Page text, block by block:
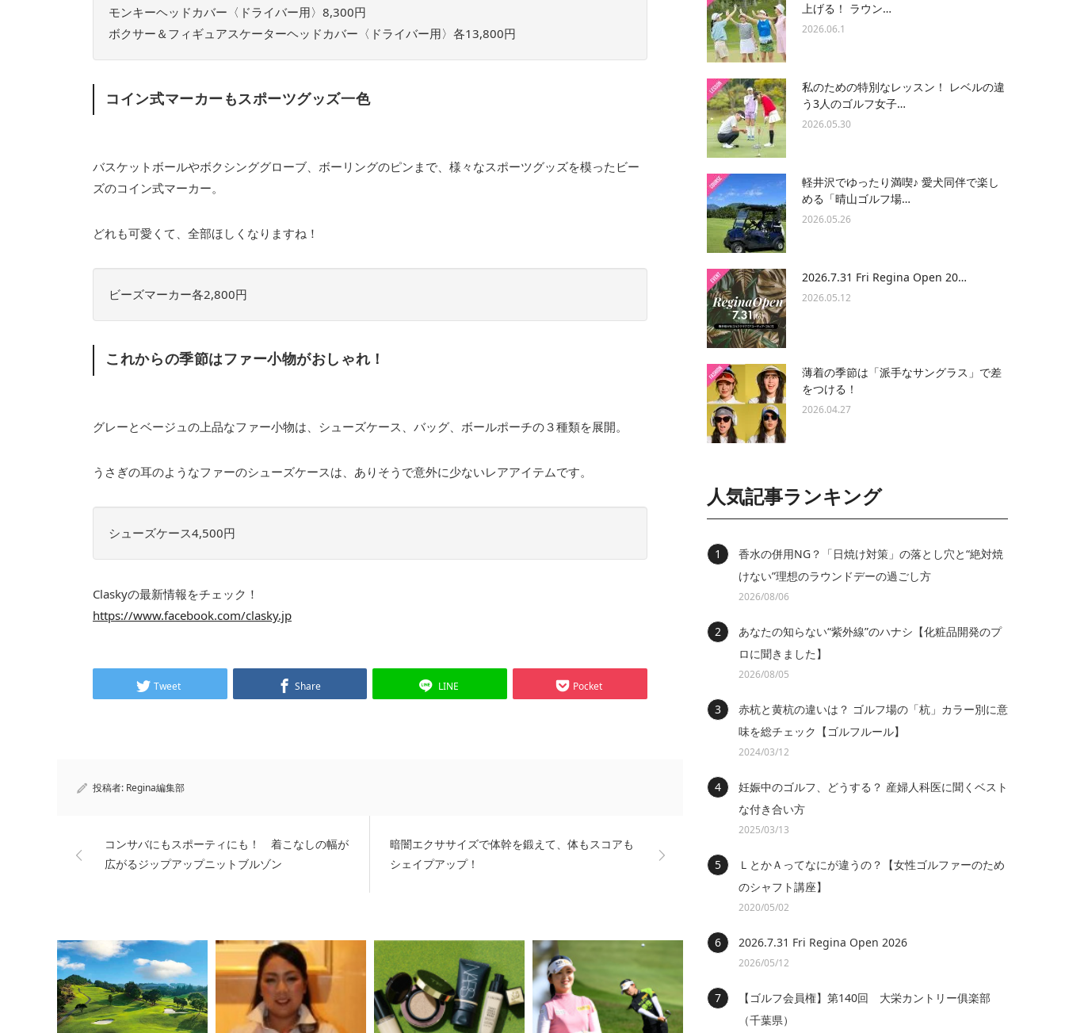
モンキーヘッドカバー〈ドライバー用〉8,300円
ボクサー＆フィギュアスケーターヘッドカバー〈ドライバー用〉各13,800円
コイン式マーカーもスポーツグッズ一色
バスケットボールやボクシンググローブ、ボーリングのピンまで、様々なスポーツグッズを模ったビー
ズのコイン式マーカー。
どれも可愛くて、全部ほしくなりますね！
ビーズマーカー各2,800円
これからの季節はファー小物がおしゃれ！
グレーとベージュの上品なファー小物は、シューズケース、バッグ、ボールポーチの３種類を展開。
うさぎの耳のようなファーのシューズケースは、ありそうで意外に少ないレアアイテムです。
シューズケース4,500円
Claskyの最新情報をチェック！
https://www.facebook.com/clasky.jp
Tweet Share LINE Pocket
投稿者: Regina編集部
コンサバにもスポーティにも！ 着こなしの幅が
広がるジップアップニットブルゾン
暗闇エクササイズで体幹を鍛えて、体もスコアも
シェイプアップ！
上げる！ ラウン…
2026.06.1
私のための特別なレッスン！ レベルの違
う3人のゴルフ女子…
2026.05.30
軽井沢でゆったり満喫♪ 愛犬同伴で楽し
める「晴山ゴルフ場…
2026.05.26
2026.7.31 Fri Regina Open 20…
2026.05.12
薄着の季節は「派手なサングラス」で差
をつける！
2026.04.27
人気記事ランキング
香水の併用NG？「日焼け対策」の落とし穴と“絶対焼
けない”理想のラウンドデーの過ごし方
2026/08/06
あなたの知らない“紫外線”のハナシ【化粧品開発のプ
ロに聞きました】
2026/08/05
赤杭と黄杭の違いは？ ゴルフ場の「杭」カラー別に意
味を総チェック【ゴルフルール】
2024/03/12
妊娠中のゴルフ、どうする？ 産婦人科医に聞くベスト
な付き合い方
2025/03/13
ＬとかＡってなにが違うの？【女性ゴルファーのため
のシャフト講座】
2020/05/02
2026.7.31 Fri Regina Open 2026
2026/05/12
【ゴルフ会員権】第140回 大栄カントリー俱楽部
（千葉県）